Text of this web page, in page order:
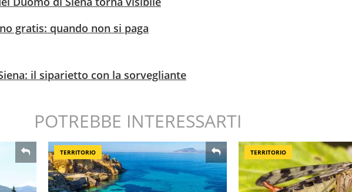
gratis: quando non si paga
il siparietto con la sorvegliante
POTREBBE INTERESSARTI
TERRITORIO TERRITORIO